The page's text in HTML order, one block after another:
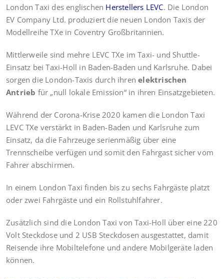
London Taxi des englischen Herstellers LEVC. Die London
EV Company Ltd. produziert die neuen London Taxis der
Modellreihe TXe in Coventry Großbritannien.
Mittlerweile sind mehre LEVC TXe im Taxi- und Shuttle-
Einsatz bei Taxi-Holl in Baden-Baden und Karlsruhe. Dabei
sorgen die London-Taxis durch ihrenelektrischen
Antrieb für „null lokale Emission“ in ihren Einsatzgebieten.
Während der Corona-Krise 2020 kamen die London Taxi
LEVC TXe verstärkt in Baden-Baden und Karlsruhe zum
Einsatz, da die Fahrzeuge serienmäßig über eine
Trennscheibe verfügen und somit den Fahrgast sicher vom
Fahrer abschirmen.
In einem London Taxi finden bis zu sechs Fahrgäste platzt
oder zwei Fahrgäste und ein Rollstuhlfahrer.
Zusätzlich sind die London Taxi von Taxi-Holl über eine 220
Volt Steckdose und 2 USB Steckdosen ausgestattet, damit
Reisende ihre Mobiltelefone und andere Mobilgeräte laden
können.